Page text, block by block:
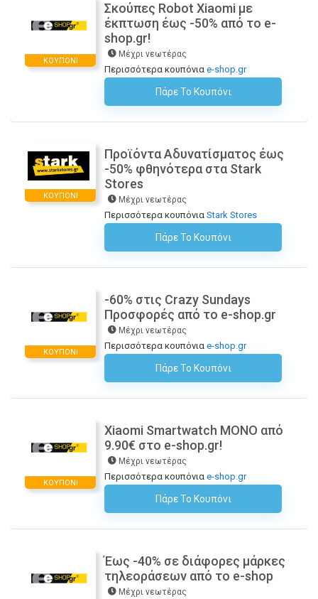
ΚΟΥΠΌΝΙ
Σκούπες Robot Xiaomi με
έκπτωση έως -50% από το e-
shop.gr!
Μέχρι νεωτέρας
Περισσότερα κουπόνια e-shop.gr
Πάρε Το Κουπόνι
ΚΟΥΠΌΝΙ
Προϊόντα Αδυνατίσματος έως
-50% φθηνότερα στα Stark
Stores
Μέχρι νεωτέρας
Περισσότερα κουπόνια Stark Stores
Πάρε Το Κουπόνι
ΚΟΥΠΌΝΙ
-60% στις Crazy Sundays
Προσφορές από το e-shop.gr
Μέχρι νεωτέρας
Περισσότερα κουπόνια e-shop.gr
Πάρε Το Κουπόνι
ΚΟΥΠΌΝΙ
Xiaomi Smartwatch ΜΟΝΟ από
9.90€ στο e-shop.gr!
Μέχρι νεωτέρας
Περισσότερα κουπόνια e-shop.gr
Πάρε Το Κουπόνι
Έως -40% σε διάφορες μάρκες
τηλεοράσεων από το e-shop
Μέχρι νεωτέρας